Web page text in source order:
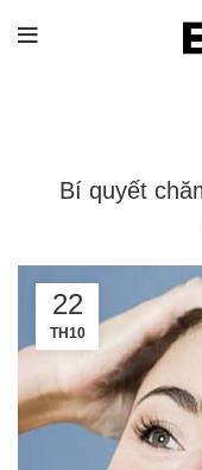
Bí quyết
22
TH10